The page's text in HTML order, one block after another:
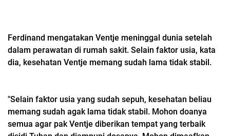
Ferdinand mengatakan Ventje meninggal dunia setelah
dalam perawatan di rumah sakit. Selain faktor usia, kata
dia, kesehatan Ventje memang sudah lama tidak stabil.
"Selain faktor usia yang sudah sepuh, kesehatan beliau
memang sudah agak lama tidak stabil. Mohon doanya
semua agar pak Ventje diberikan tempat yang terbaik